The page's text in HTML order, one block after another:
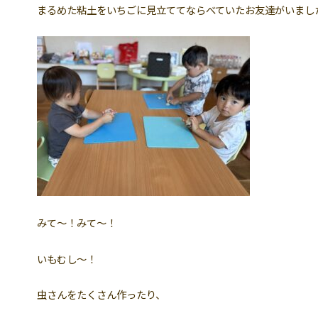
まるめた粘土をいちごに見立ててならべていたお友達がいまし
みて〜！みて〜！
いもむし〜！
虫さんをたくさん作ったり、